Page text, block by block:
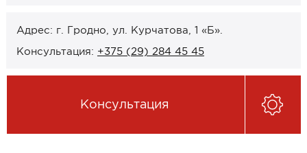
Контакты и график работы
Сотрудничество
Адрес: г. Гродно, ул. Курчатова, 1 «Б».
Консультация: +375 (29) 284 45 45
Консультация